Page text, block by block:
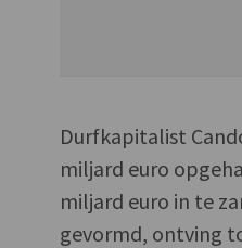
Durfkapitalist
miljard euro
miljard euro in te
gevormd, ontving